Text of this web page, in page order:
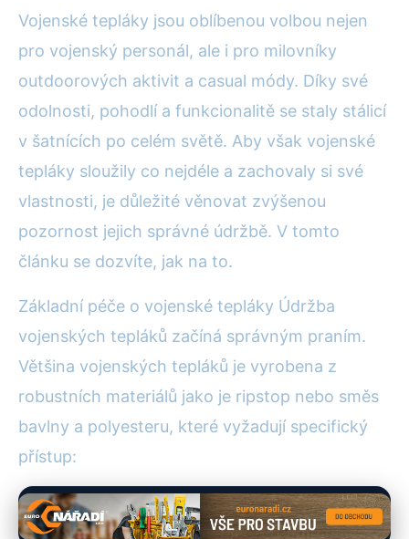
Tipy
Vojenské tepláky jsou oblíbenou volbou nejen
pro vojenský personál, ale i pro milovníky
outdoorových aktivit a casual módy. Díky své
odolnosti, pohodlí a funkcionalitě se staly stálicí
v šatnících po celém světě. Aby však vojenské
tepláky sloužily co nejdéle a zachovaly si své
vlastnosti, je důležité věnovat zvýšenou
pozornost jejich správné údržbě. V tomto
článku se dozvíte, jak na to.
Základní péče o vojenské tepláky Údržba
vojenských tepláků začíná správným praním.
Většina vojenských tepláků je vyrobena z
robustních materiálů jako je ripstop nebo směs
bavlny a polyesteru, které vyžadují specifický
přístup: